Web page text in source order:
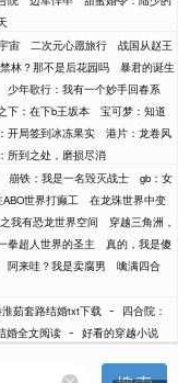
宙 二次元心愿旅行
战国从赵王
林？那不是后花园吗
暴君的诞生
少年歌行：我有一个妙手回春系
下：在下b王坂本
宝可梦：知道
开局签到冰冻果实
港片：龙卷风
所到之处，磨损尽消
崩铁：我是一名毁灭战士
gb：女
世界打癫工
在龙珠世界中变
我有恐龙世界空间
穿越三角洲，
拳超人世界的圣主
真的，我是傻
阿来哇？我是卖腐男
噙满四合
茹套路结婚txt下载 -
四合院：
婚全文阅读 - 好看的穿越小说